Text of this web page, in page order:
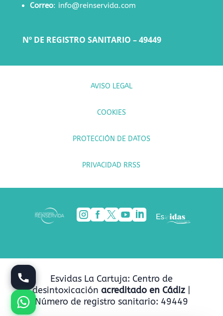
Correo: info@reinservida.com
Nº DE REGISTRO SANITARIO – 49449
AVISO LEGAL
COOKIES
PROTECCIÓN DE DATOS
PRIVACIDAD RRSS
    
Esvidas La Cartuja: Centro de
desintoxicaciónacreditado en Cádiz
Número de registro sanitario: 49449